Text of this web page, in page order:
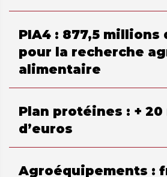
PIA4 : 877,5 millions
pour la recherche
alimentaire
Plan protéines : +
d’euros
Agroéquipements :